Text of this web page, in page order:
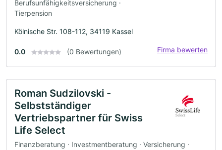
Berufsunfähigkeitsversicherung ·
Tierpension
Kölnische Str. 108-112, 34119 Kassel
0.0 (0 Bewertungen) Firma bewerten
Roman Sudzilovski -
Selbstständiger
Vertriebspartner für Swiss
Life Select
Finanzberatung · Investmentberatung · Versicherung ·